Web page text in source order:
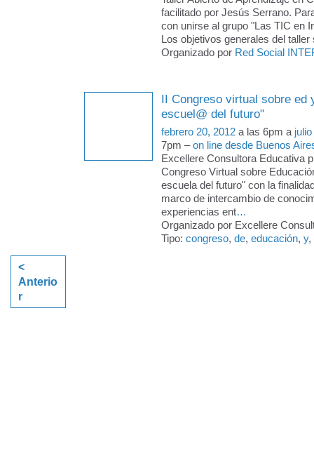
facilitado por Jesús Serrano.
con unirse al grupo "Las TIC en
Los objetivos generales del taller
Organizado por Red Social
II Congreso virtual sobre ed
escuel@ del futuro"
febrero 20, 2012 a las 6pm a
7pm –on line desde Buenos
Excellere Consultora Educativa
Congreso Virtual sobre
escuela del futuro" con la
marco de intercambio de
experiencias ent…
Organizado por Excellere
Tipo: congreso, de, educación, y,
<
Anterio
r